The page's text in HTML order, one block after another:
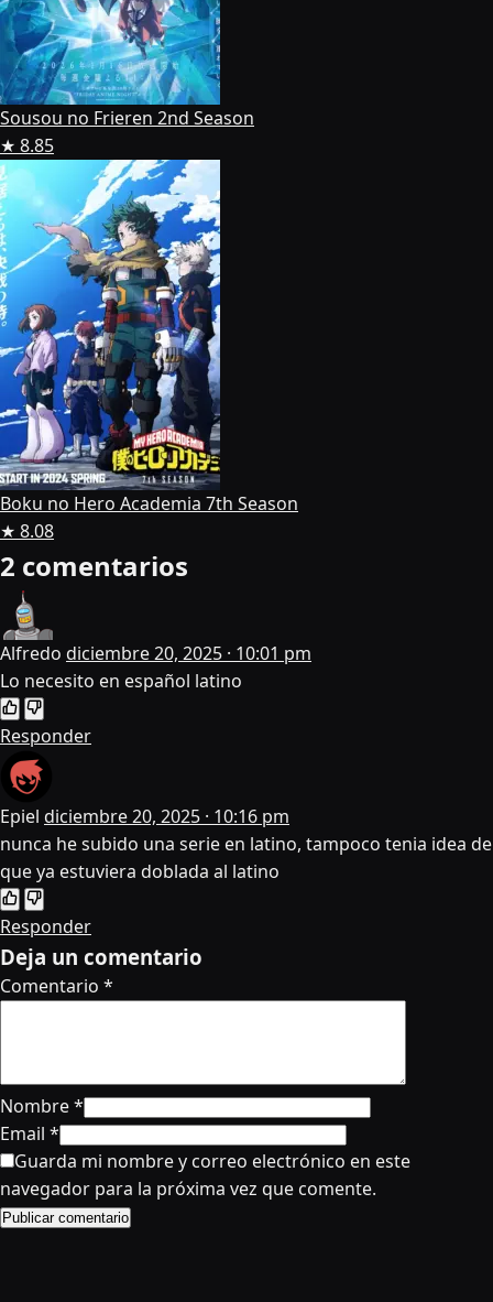
Sousou no Frieren 2nd Season
★ 8.85
Boku no Hero Academia 7th Season
★ 8.08
2 comentarios
Alfredo diciembre 20, 2025 · 10:01 pm
Lo necesito en español latino
Responder
Epiel diciembre 20, 2025 · 10:16 pm
nunca he subido una serie en latino, tampoco tenia idea de
que ya estuviera doblada al latino
Responder
Deja un comentario
Comentario *
Nombre*
Email *
Guarda mi nombre y correo electrónico en este
navegador para la próxima vez que comente.
Publicar comentario